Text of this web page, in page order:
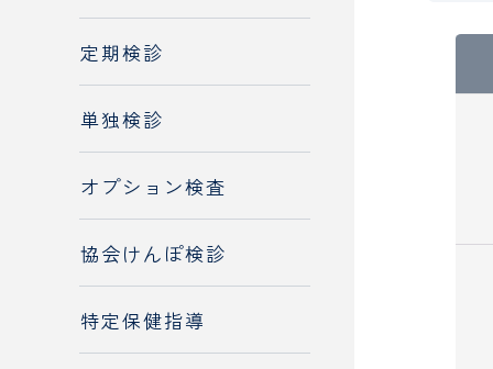
定期検診
単独検診
オプション検査
協会けんぽ検診
特定保健指導